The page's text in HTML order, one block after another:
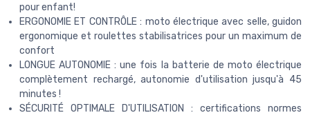
pour enfant!
ERGONOMIE ET CONTRÔLE : moto électrique avec selle, guidon
ergonomique et roulettes stabilisatrices pour un maximum de
confort
LONGUE AUTONOMIE : une fois la batterie de moto électrique
complètement rechargé, autonomie d'utilisation jusqu'à 45
minutes !
SÉCURITÉ OPTIMALE D'UTILISATION : certifications normes